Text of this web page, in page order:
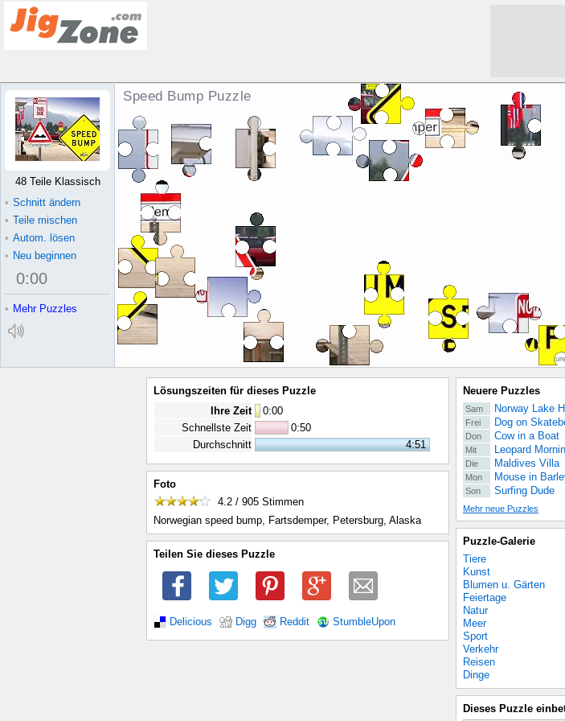
Speed Bump Puzzle
48 Teile Klassisch
• Schnitt ändern
• Teile mischen
• Autom. lösen
• Neu beginnen
0:00
• Mehr Puzzles
Lösungszeiten für dieses Puzzle
Ihre Zeit
0:00
Schnellste Zeit
0:50
Durchschnitt
4:51
Foto
4.2 / 905 Stimmen
Norwegian speed bump, Fartsdemper, Petersburg, Alaska
Teilen Sie dieses Puzzle
Delicious Digg Reddit StumbleUpon
Neuere Puzzles
Sam Norway Lake
Frei Dog on
Don Cow in a Boat
Mit Leopard
Die Maldives Villa
Mon Mouse in
Son Surfing Dude
Mehr neue Puzzles
Puzzle-Galerie
Tiere
Kunst
Blumen u. Gärten
Feiertage
Natur
Meer
Sport
Verkehr
Reisen
Dinge
Dieses Puzzle